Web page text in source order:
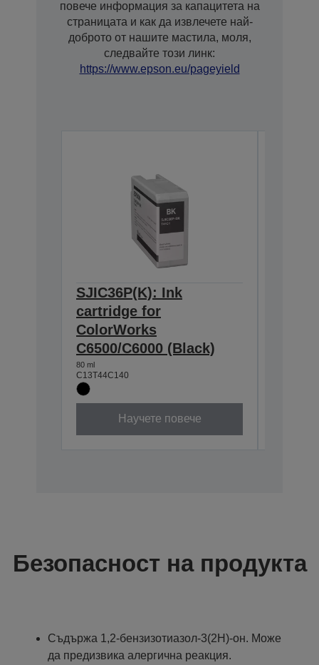
повече информация за капацитета на
страницата и как да извлечете най-
доброто от нашите мастила, моля,
следвайте този линк:
https://www.epson.eu/pageyield
SJIC36P(K): Ink
cartridge for
ColorWorks
C6500/C6000 (Black)
80 ml
C13T44C140
Научете повече
Безопасност на продукта
Съдържа 1,2-бензизотиазол-3(2H)-oн. Може
да предизвика алергична реакция.